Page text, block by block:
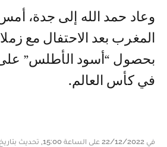
وعاد حمد الله إلى جدة،
المغرب بعد الاحتفال مع
بحصول “أسود الأطلس” على
في كأس العالم.